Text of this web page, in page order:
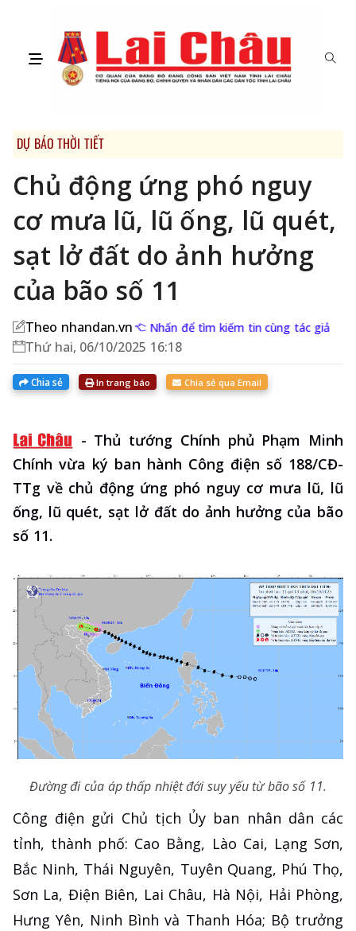
DỰ BÁO THỜI TIẾT
Chủ động ứng phó nguy
cơ mưa lũ, lũ ống, lũ quét,
sạt lở đất do ảnh hưởng
của bão số 11
Theo nhandan.vn Nhấn để tìm kiếm tin cùng tác giả
Thứ hai, 06/10/2025 16:18
Chia sẻ In trang báo Chia sẻ qua Email
- Thủ tướng Chính phủ Phạm Minh
Chính vừa ký ban hành Công điện số 188/CĐ-
TTg về chủ động ứng phó nguy cơ mưa lũ, lũ
ống, lũ quét, sạt lở đất do ảnh hưởng của bão
số 11.
Đường đi của áp thấp nhiệt đới suy yếu từ bão số 11.
Công điện gửi Chủ tịch Ủy ban nhân dân các
tỉnh, thành phố: Cao Bằng, Lào Cai, Lạng Sơn,
Bắc Ninh, Thái Nguyên, Tuyên Quang, Phú Thọ,
Sơn La, Điện Biên, Lai Châu, Hà Nội, Hải Phòng,
Hưng Yên, Ninh Bình và Thanh Hóa; Bộ trưởng